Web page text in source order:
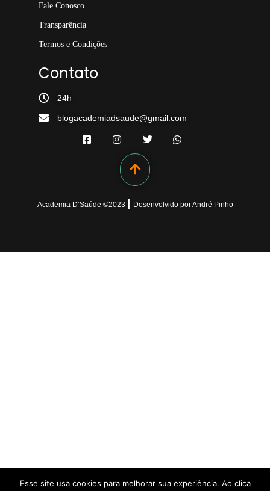
Fale Conosco
Transparência
Termos e Condições
Contato
24h
blogacademiadsaude@gmail.com
Academia D’Saúde ©2023 DesenvolvidoporAndré Pinho
Esse site usa cookies para melhorar sua experiência. Ao clica